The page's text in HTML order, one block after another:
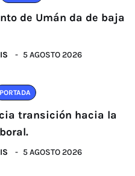
de Umán da de baja
5 AGOSTO 2026
PORTADA
transición hacia la
5 AGOSTO 2026